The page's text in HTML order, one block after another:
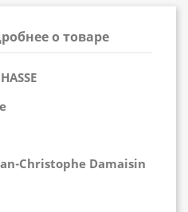
о товаре
Christophe Damaisin